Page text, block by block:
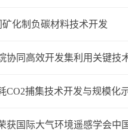
化制负碳材料技术开发
协同高效开发集利用关键技
CO2捕集技术开发与规模化
获国际大气环境遥感学会中